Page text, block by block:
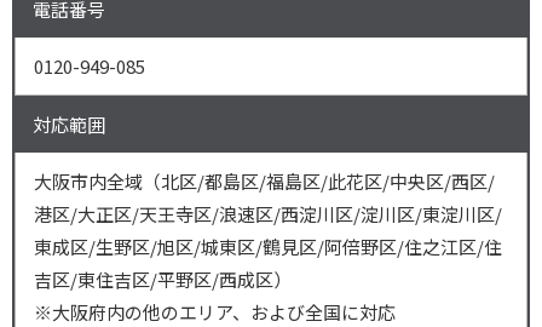
電話番号
0120-949-085
対応範囲
大阪市内全域（北区/都島区/福島区/此花区/中央区/西区/
港区/大正区/天王寺区/浪速区/西淀川区/淀川区/東淀川区/
東成区/生野区/旭区/城東区/鶴見区/阿倍野区/住之江区/住
吉区/東住吉区/平野区/西成区）
※大阪府内の他のエリア、および全国に対応